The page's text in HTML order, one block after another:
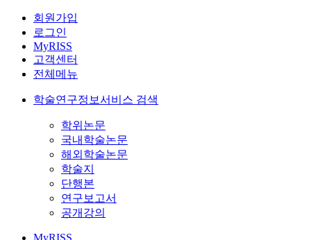
회원가입
로그인
MyRISS
고객센터
전체메뉴
학술연구정보서비스 검색
학위논문
국내학술논문
해외학술논문
학술지
단행본
연구보고서
공개강의
MyRISS